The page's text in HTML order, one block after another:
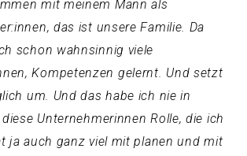
mit meinem Mann als
das ist unsere Familie. Da
schon wahnsinnig viele
Kompetenzen gelernt. Und setzt
um. Und das habe ich nie in
Unternehmerinnen Rolle, die ich
ja auch ganz viel mit planen und mit